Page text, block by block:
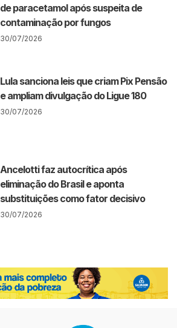
de paracetamol após suspeita de
contaminação por fungos
30/07/2026
Lula sanciona leis que criam Pix Pensão
e ampliam divulgação do Ligue 180
30/07/2026
Ancelotti faz autocrítica após
eliminação do Brasil e aponta
substituições como fator decisivo
30/07/2026